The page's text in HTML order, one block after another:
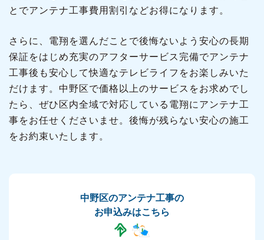
とでアンテナ工事費用割引などお得になります。
さらに、電翔を選んだことで後悔ないよう安心の長期
保証をはじめ充実のアフターサービス完備でアンテナ
工事後も安心して快適なテレビライフをお楽しみいた
だけます。中野区で価格以上のサービスをお求めでし
たら、ぜひ区内全域で対応している電翔にアンテナ工
事をお任せくださいませ。後悔が残らない安心の施工
をお約束いたします。
中野区のアンテナ工事の
お申込みはこちら